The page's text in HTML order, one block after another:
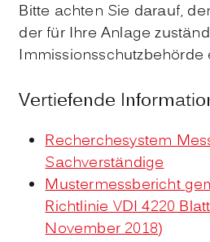
Bitte achten Sie darauf,
der für Ihre Anlage
Immissionsschutzbehörde
Vertiefende
Recherchesystem
Sachverständige
Mustermessbericht
Richtlinie VDI 4220
November 2018)